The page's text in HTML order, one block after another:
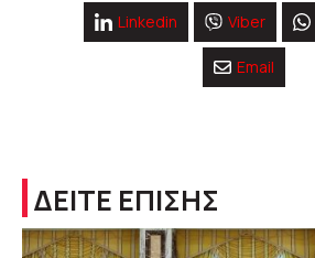
Linkedin Viber
Email
ΔΕΙΤΕ ΕΠΙΣΗΣ